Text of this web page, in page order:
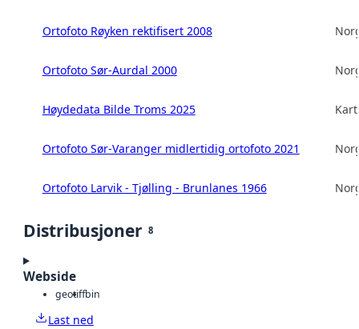
Ortofoto Røyken rektifisert 2008
Ortofoto Sør-Aurdal 2000
Høydedata Bilde Troms 2025
Ortofoto Sør-Varanger midlertidig ortofoto 2021
Ortofoto Larvik - Tjølling - Brunlanes 1966
Distribusjoner 8
Webside
geotiffbin
Last ned